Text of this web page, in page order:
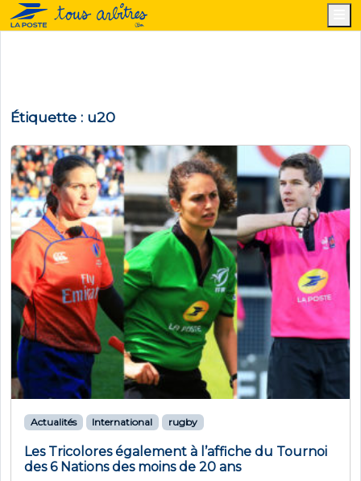
Étiquette : u20
Actualités International rugby
Les Tricolores également à l’affiche du Tournoi
des 6 Nations des moins de 20 ans